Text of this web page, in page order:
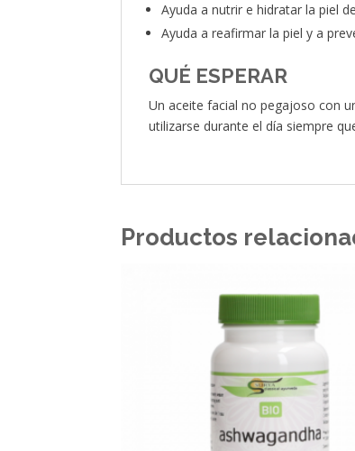
Ayuda a nutrir e hidratar la piel
Ayuda a reafirmar la piel y a
QUÉ ESPERAR
Un aceite facial no pegajoso con
utilizarse durante el día siempre
Productos